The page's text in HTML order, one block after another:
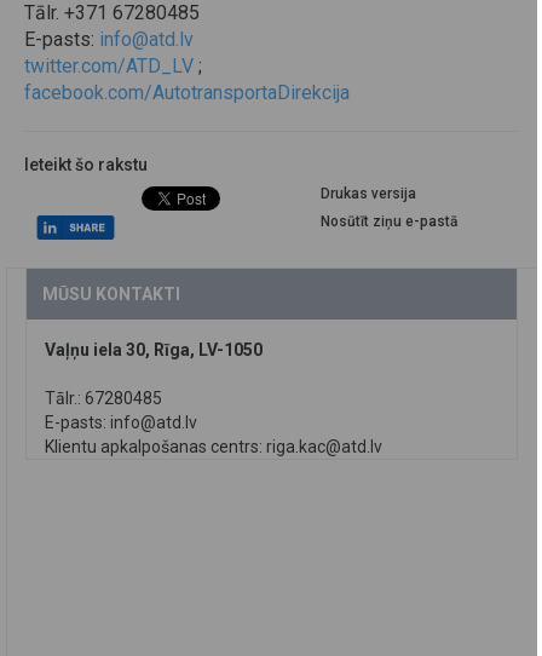
Tālr. +371 67280485
E-pasts: info@atd.lv
twitter.com/ATD_LV ;
facebook.com/AutotransportaDirekcija
Ieteikt šo rakstu
Drukas versija
Nosūtīt ziņu e-pastā
MŪSU KONTAKTI
Vaļņu iela 30, Rīga, LV-1050
Tālr.: 67280485
E-pasts: info@atd.lv
Klientu apkalpošanas centrs: riga.kac@atd.lv